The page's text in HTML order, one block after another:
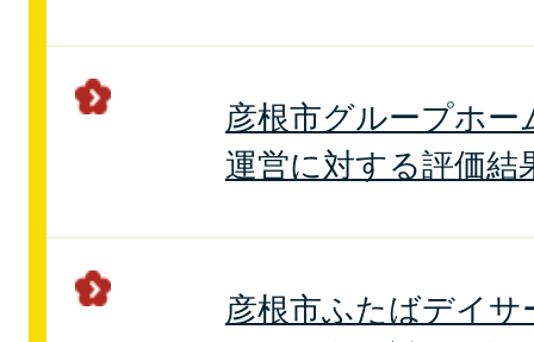
彦根市グループホ
運営に対する評価結
彦根市ふたばデイ